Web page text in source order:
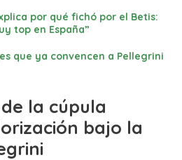
por qué fichó por el Betis:
top en España”
que ya convencen a Pellegrini
la cúpula
bajo la